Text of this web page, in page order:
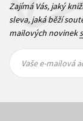
Zajímá Vás, jaký
sleva, jaká běží
mailových novinek
mailová
mailová
Vaše e-mailová